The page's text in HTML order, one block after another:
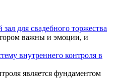
для свадебного торжества
важны и эмоции, и
внутреннего контроля в
является фундаментом